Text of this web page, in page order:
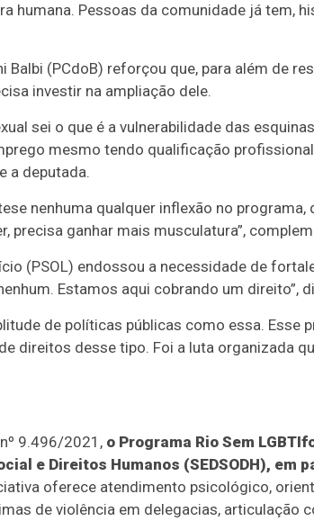
humana. Pessoas da comunidade já tem,
Balbi (PCdoB) reforçou que, para além de
investir na ampliação dele.
sei o que é a vulnerabilidade das
mesmo tendo qualificação
a deputada.
nenhuma qualquer inflexão no
precisa ganhar mais musculatura”,
(PSOL) endossou a necessidade de
Estamos aqui cobrando um direito”,
de políticas públicas como essa. Esse
direitos desse tipo. Foi a luta organizada
9.496/2021, o Programa Rio Sem
e Direitos Humanos (SEDSODH), em
oferece atendimento psicológico,
de violência em delegacias, articulação